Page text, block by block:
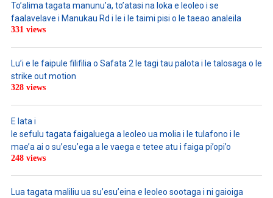
To’alima tagata manunu’a, to’atasi na loka e leoleo i se
faalavelave i Manukau Rd i le i le taimi pisi o le taeao analeila
331 views
Lu’i e le faipule filifilia o Safata 2 le tagi tau palota i le talosaga o le
strike out motion
328 views
E lata i
le sefulu tagata faigaluega a leoleo ua molia i le tulafono i le
mae’a ai o su’esu’ega a le vaega e tetee atu i faiga pi’opi’o
248 views
Lua tagata maliliu ua su’esu’eina e leoleo sootaga i ni gaioiga